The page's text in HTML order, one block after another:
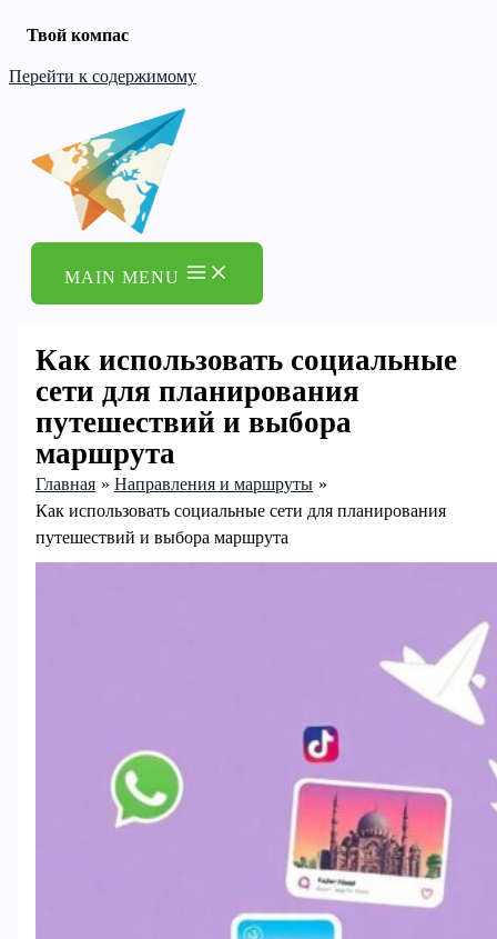
Твой компас
Перейти к содержимому
MAIN MENU
Как использовать социальные
сети для планирования
путешествий и выбора
маршрута
Главная
Направления и маршруты
Как использовать социальные сети для планирования
путешествий и выбора маршрута